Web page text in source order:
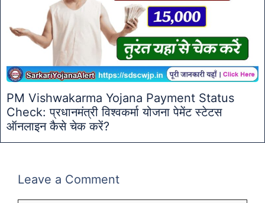
PM Vishwakarma Yojana Payment Status
Check: प्रधानमंत्री विश्वकर्मा योजना पेमेंट स्टेटस
ऑनलाइन कैसे चेक करें?
Leave a Comment